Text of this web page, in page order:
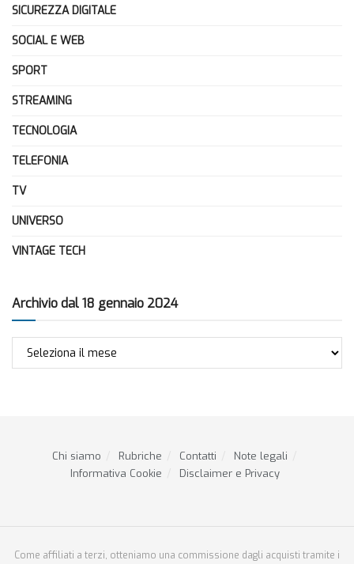
SICUREZZA DIGITALE
SOCIAL E WEB
SPORT
STREAMING
TECNOLOGIA
TELEFONIA
TV
UNIVERSO
VINTAGE TECH
Archivio dal 18 gennaio 2024
Archivio
Chi siamo Rubriche Contatti
Note legali
Informativa Cookie
Disclaimer e Privacy
Come affiliati a terzi, otteniamo una commissione dagli acquisti tramite i